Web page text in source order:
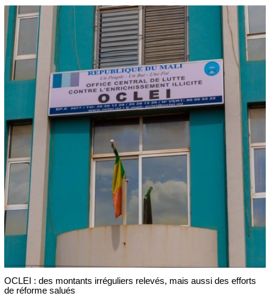
OCLEI : des montants irréguliers relevés, mais aussi des efforts
de réforme salués